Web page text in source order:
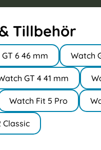
Tillbehör
6 46 mm Watch
GT 4 41 mm
Watch Fit 5 Pro
Classic